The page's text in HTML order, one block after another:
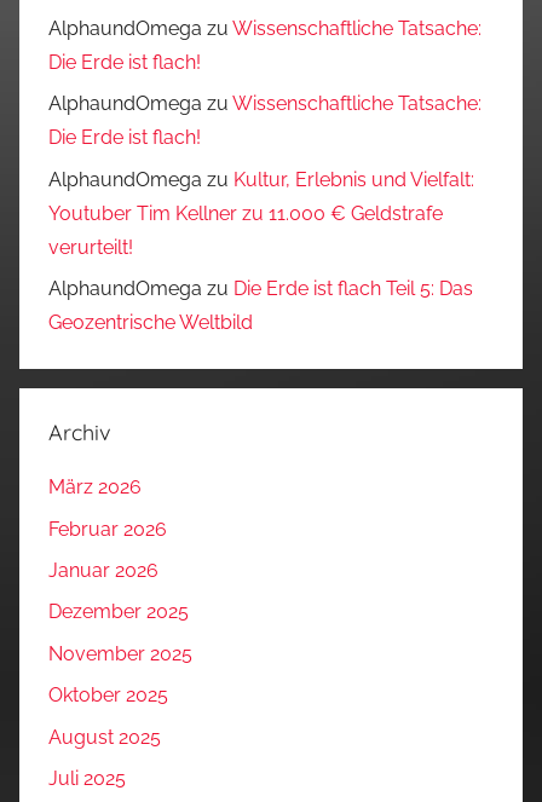
AlphaundOmega zu Wissenschaftliche Tatsache:
Die Erde ist flach!
AlphaundOmega zu Wissenschaftliche Tatsache:
Die Erde ist flach!
AlphaundOmega zu Kultur, Erlebnis und Vielfalt:
Youtuber Tim Kellner zu 11.000 € Geldstrafe
verurteilt!
AlphaundOmega zu Die Erde ist flach Teil 5: Das
Geozentrische Weltbild
Archiv
März 2026
Februar 2026
Januar 2026
Dezember 2025
November 2025
Oktober 2025
August 2025
Juli 2025